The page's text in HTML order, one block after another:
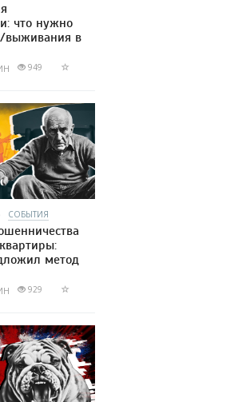
что нужно
выживания в
949
СОБЫТИЯ
метод
929